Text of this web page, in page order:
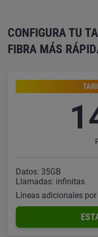
CONFIGURA TU
FIBRA MÁS
Datos: 35GB
Llamadas: infinitas
Líneas adicionales